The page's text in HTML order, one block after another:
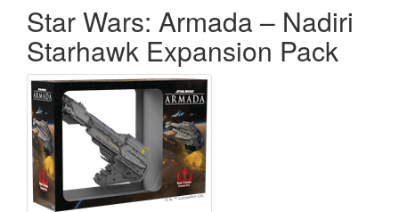
Star Wars: Armada – Nadiri
Starhawk Expansion Pack